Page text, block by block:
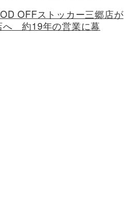
OFFストッカー三郷店が
へ 約19年の営業に幕